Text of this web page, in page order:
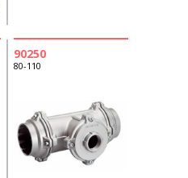
90250
80-110